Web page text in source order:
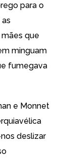
para o
que
minguam
fumegava
e Monnet
deslizar